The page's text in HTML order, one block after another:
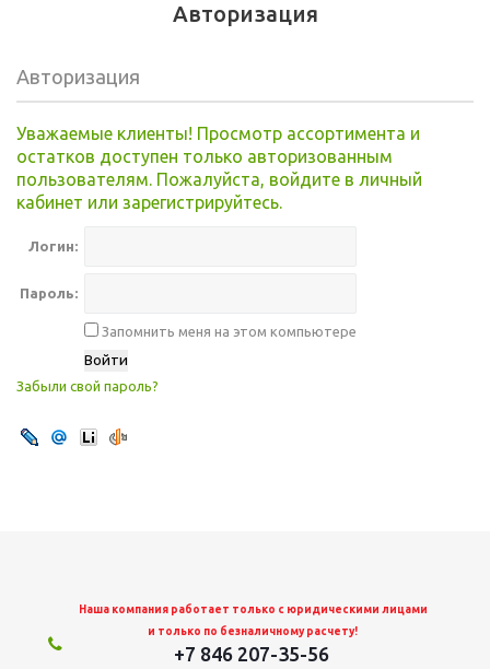
Авторизация
Авторизация
Уважаемые клиенты! Просмотр ассортимента и
остатков доступен только авторизованным
пользователям. Пожалуйста, войдите в личный
кабинет или зарегистрируйтесь.
Логин:
Пароль:
Запомнить меня на этом компьютере
Забыли свой пароль?
Наша компания работает только с юридическими лицами
и только по безналичному расчету!
+7 846 207-35-56